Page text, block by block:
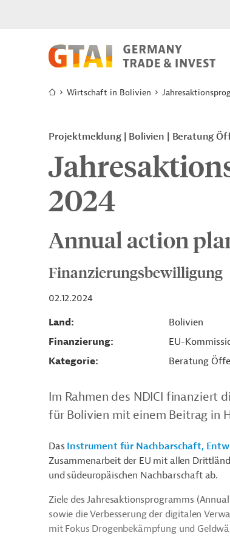
Wirtschaft in Bolivien
Projektmeldung Bolivien Beratung
2024
Annual action
Finanzierungsbewilligung
02.12.2024
Land
Bolivien
Finanzierung
EU-
Kategorie
Beratung
Im Rahmen des NDICI finanziert
für Bolivien mit einem Beitrag in
Das Instrument für Nachbarschaft,
Zusammenarbeit der EU mit allen
und südeuropäischen Nachbarschaft ab.
Ziele des Jahresaktionsprogramms
sowie die Verbesserung der digitalen
mit Fokus Drogenbekämpfung und